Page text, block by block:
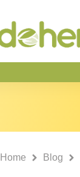
Home Blog